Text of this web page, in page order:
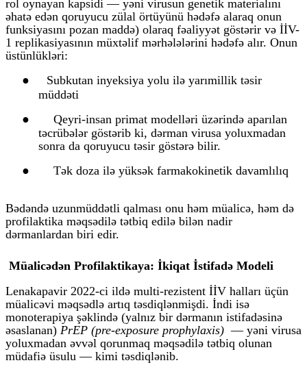
rol oynayan kapsidi — yəni virusun genetik materialını
əhatə edən qoruyucu zülal örtüyünü hədəfə alaraq onun
funksiyasını pozan maddə) olaraq fəaliyyət göstərir və İİV-
1 replikasiyasının müxtəlif mərhələlərini hədəfə alır. Onun
üstünlükləri:
●
Subkutan inyeksiya yolu ilə yarımillik təsir
müddəti
●
Qeyri-insan primat modelləri üzərində aparılan
təcrübələr göstərib ki, dərman virusa yoluxmadan
sonra da qoruyucu təsir göstərə bilir.
●
Tək doza ilə yüksək farmakokinetik davamlılıq
Bədəndə uzunmüddətli qalması onu həm müalicə, həm də
profilaktika məqsədilə tətbiq edilə bilən nadir
dərmanlardan biri edir.
Müalicədən Profilaktikaya: İkiqat İstifadə Modeli
Lenakapavir 2022-ci ildə multi-rezistent İİV halları üçün
müalicəvi məqsədlə artıq təsdiqlənmişdi. İndi isə
monoterapiya şəklində (yalnız bir dərmanın istifadəsinə
əsaslanan) PrEP (pre-exposure prophylaxis) — yəni virusa
yoluxmadan əvvəl qorunmaq məqsədilə tətbiq olunan
müdafiə üsulu — kimi təsdiqlənib.